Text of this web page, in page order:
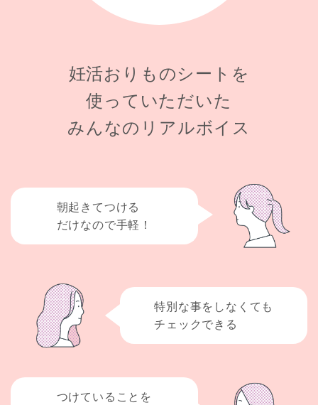
妊活おりものシートを
使っていただいた
みんなのリアルボイス
朝起きてつける
だけなので手軽！
特別な事をしなくても
チェックできる
つけていることを